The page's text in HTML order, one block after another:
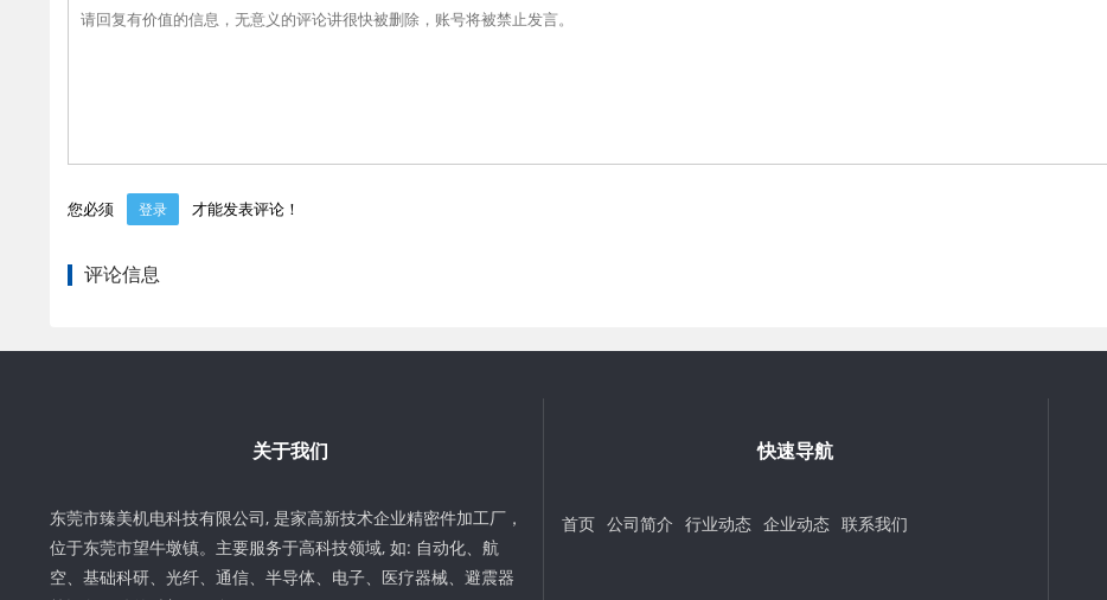
您必须 登录 才能发表评论！
评论信息
关于我们
东莞市臻美机电科技有限公司, 是家高新技术企业精密件加工厂，
位于东莞市望牛墩镇。主要服务于高科技领域, 如: 自动化、航
空、基础科研、光纤、通信、半导体、电子、医疗器械、避震器
快速导航
首页 公司简介 行业动态 企业动态 联系我们